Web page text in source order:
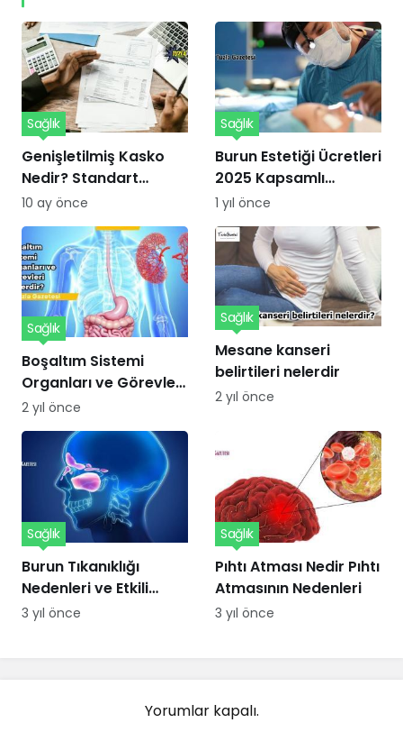
Genişletilmiş Kasko
Nedir? Standart
Kaskodan Farkları ve
Avantajları Nelerdir?
Sağlık
10 ay önce
Burun Estetiği Ücretleri
2025 Kapsamlı
Kılavuzu
Sağlık
1 yıl önce
Boşaltım Sistemi
Organları ve Görevleri
Nelerdir?
Sağlık
2 yıl önce
Mesane kanseri
belirtileri nelerdir
Sağlık
2 yıl önce
Burun Tıkanıklığı
Nedenleri ve Etkili
Çözümler
Sağlık
3 yıl önce
Pıhtı Atması Nedir Pıhtı
Atmasının Nedenleri
Sağlık
3 yıl önce
Yorumlar kapalı.